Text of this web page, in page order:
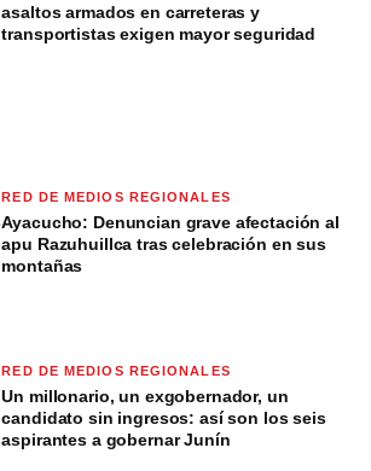
asaltos armados en carreteras y
transportistas exigen mayor seguridad
RED DE MEDIOS REGIONALES
Ayacucho: Denuncian grave afectación al
apu Razuhuillca tras celebración en sus
montañas
RED DE MEDIOS REGIONALES
Un millonario, un exgobernador, un
candidato sin ingresos: así son los seis
aspirantes a gobernar Junín